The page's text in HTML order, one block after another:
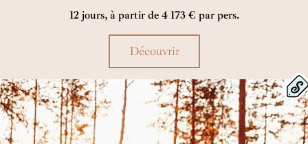
12 jours, à partir de 4 173 € par pers.
Découvrir